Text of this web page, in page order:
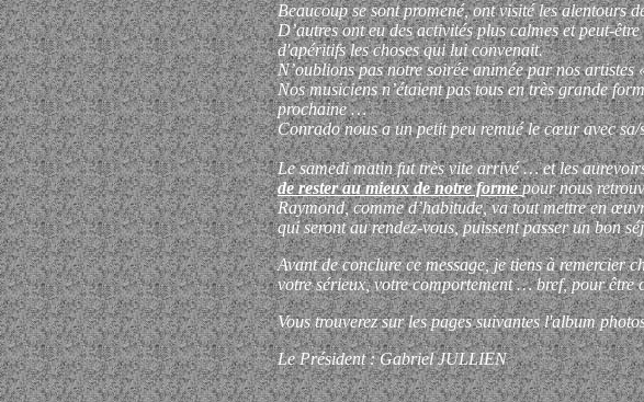
Beaucoup se sont promené, ont visité les alentours
D’autres ont eu des activités plus calmes et peut-
d'apéritifs les choses qui lui convenait.
N’oublions pas notre soirée animée par nos
Nos musiciens n’étaient pas tous en très grande
prochaine …
Conrado nous a un petit peu remué le cœur avec sa/
Le samedi matin fut très vite arrivé … et les
de rester au mieux de notre formepour nous
Raymond, comme d’habitude, va tout mettre en
qui seront au rendez-vous, puissent passer un bon
Avant de conclure ce message, je tiens à remercier
votre sérieux, votre comportement … bref, pour être
Vous trouverez sur les pages suivantes l'album
Le Président :Gabriel JULLIEN